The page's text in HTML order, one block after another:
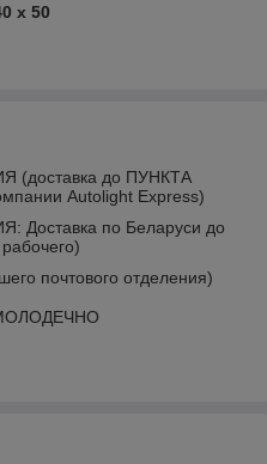
x 50
до ПУНКТА
Autolight Express)
по Беларуси до
почтового отделения)